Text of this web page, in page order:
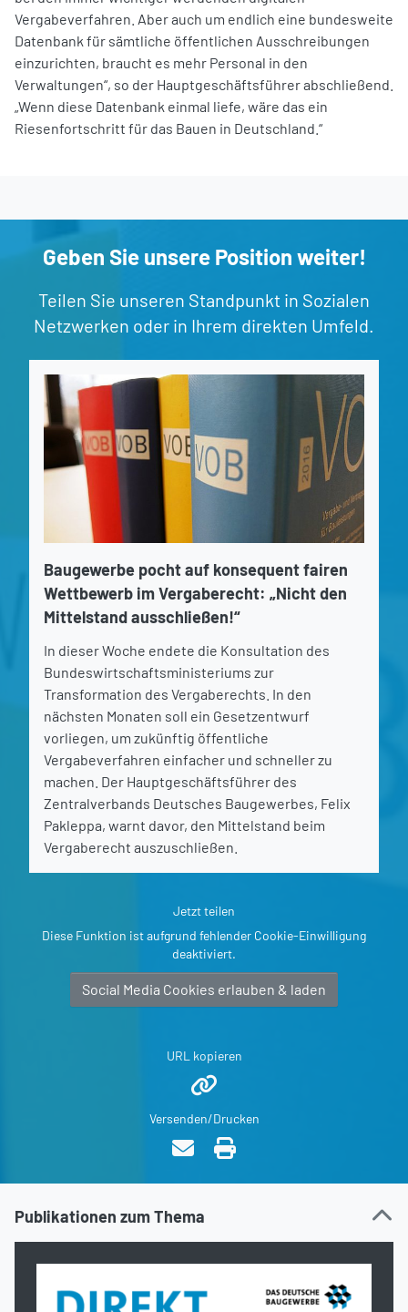
Vergabeverfahren. Aber auch um endlich eine bundesweite
Datenbank für sämtliche öffentlichen Ausschreibungen
einzurichten, braucht es mehr Personal in den
Verwaltungen“, so der Hauptgeschäftsführer abschließend.
„Wenn diese Datenbank einmal liefe, wäre das ein
Riesenfortschritt für das Bauen in Deutschland.“
Geben Sie unsere Position weiter!
Teilen Sie unseren Standpunkt in Sozialen
Netzwerken oder in Ihrem direkten Umfeld.
Baugewerbe pocht auf konsequent fairen
Wettbewerb im Vergaberecht: „Nicht den
Mittelstand ausschließen!“
In dieser Woche endete die Konsultation des
Bundeswirtschaftsministeriums zur
Transformation des Vergaberechts. In den
nächsten Monaten soll ein Gesetzentwurf
vorliegen, um zukünftig öffentliche
Vergabeverfahren einfacher und schneller zu
machen. Der Hauptgeschäftsführer des
Zentralverbands Deutsches Baugewerbes, Felix
Pakleppa, warnt davor, den Mittelstand beim
Vergaberecht auszuschließen.
Jetzt teilen
Diese Funktion ist aufgrund fehlender Cookie-Einwilligung
deaktiviert.
Social Media Cookies erlauben & laden
URL kopieren
Versenden/Drucken
Publikationen zum Thema